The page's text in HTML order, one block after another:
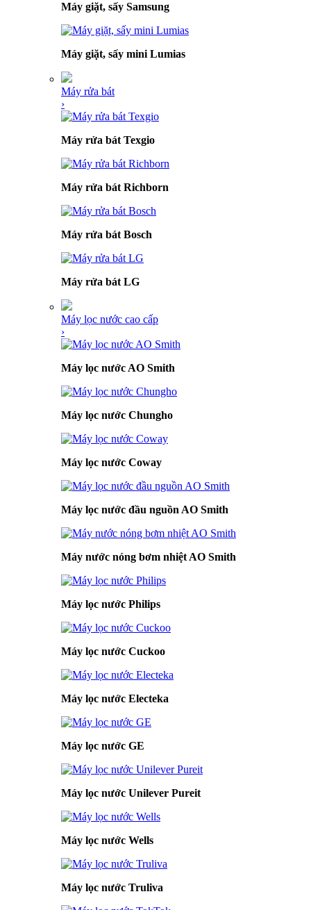
Máy giặt, sấy Samsung
Máy giặt, sấy mini Lumias
Máy rửa bát
›
Máy rửa bát Texgio
Máy rửa bát Richborn
Máy rửa bát Bosch
Máy rửa bát LG
Máy lọc nước cao cấp
›
Máy lọc nước AO Smith
Máy lọc nước Chungho
Máy lọc nước Coway
Máy lọc nước đầu nguồn AO Smith
Máy nước nóng bơm nhiệt AO Smith
Máy lọc nước Philips
Máy lọc nước Cuckoo
Máy lọc nước Electeka
Máy lọc nước GE
Máy lọc nước Unilever Pureit
Máy lọc nước Wells
Máy lọc nước Truliva